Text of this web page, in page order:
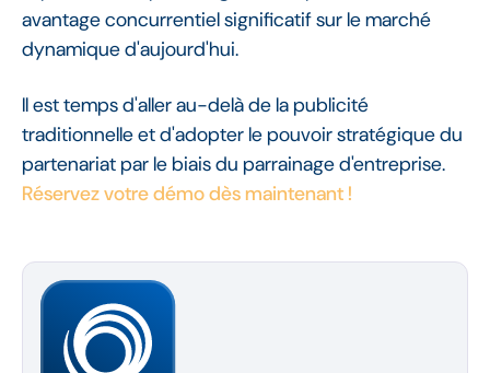
avantage concurrentiel significatif sur le marché
dynamique d'aujourd'hui.
Il est temps d'aller au-delà de la publicité
traditionnelle et d'adopter le pouvoir stratégique du
partenariat par le biais du parrainage d'entreprise.
Réservez votre démo dès maintenant !